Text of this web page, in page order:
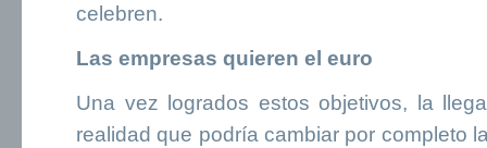
celebren.
Las empresas quieren el euro
Una vez logrados estos objetivos, la
realidad que podría cambiar por completo